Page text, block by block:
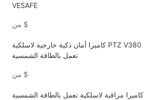
VESAFE
$
كاميرا أمان ذكية خارجية لاسلكية PTZ V380
تعمل بالطاقة الشمسية
$
كاميرا مراقبة لاسلكية تعمل بالطاقة الشمسية